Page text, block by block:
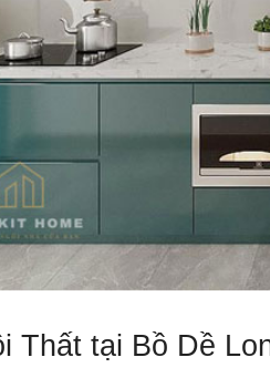
Thất tại Bồ Dề